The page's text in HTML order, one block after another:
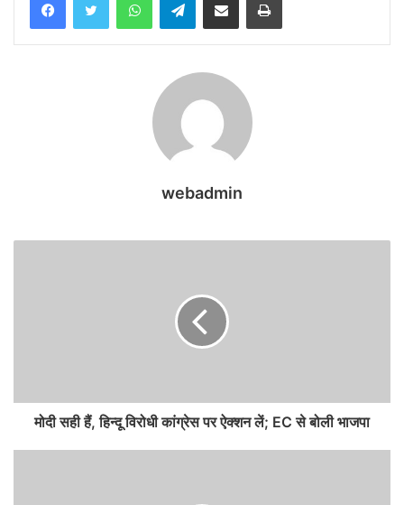
webadmin
मोदी सही हैं, हिन्दू विरोधी कांग्रेस पर ऐक्शन लें; EC से बोली भाजपा